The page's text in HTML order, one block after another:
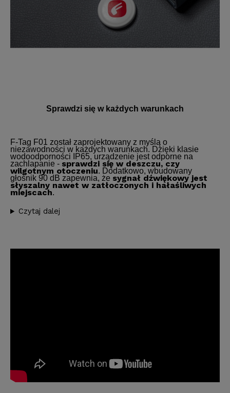
Sprawdzi się w każdych warunkach
F-Tag F01 został zaprojektowany z myślą o
niezawodności w każdych warunkach. Dzięki klasie
wodoodporności IP65, urządzenie jest odporne na
zachlapanie - sprawdzi się w deszczu, czy
wilgotnym otoczeniu. Dodatkowo, wbudowany
głośnik 90 dB zapewnia, że sygnał dźwiękowy jest
słyszalny nawet w zatłoczonych i hałaśliwych
miejscach.
Czytaj dalej